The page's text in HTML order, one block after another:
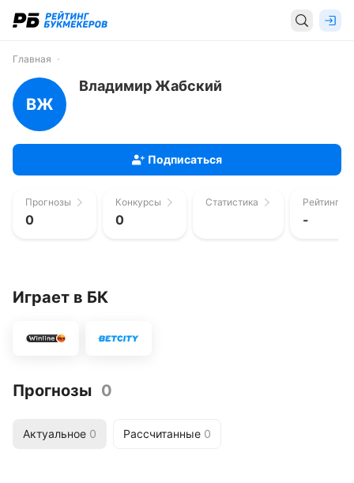
Главная
ВЖ
Владимир Жабский
Подписаться
Прогнозы
0
Конкурсы
0
Статистика Рейтинг
-
Играет в БК
Прогнозы 0
Актуальное 0 Рассчитанные 0